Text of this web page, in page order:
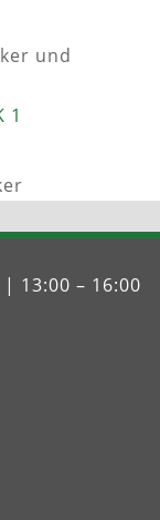
und
13:00 – 16:00